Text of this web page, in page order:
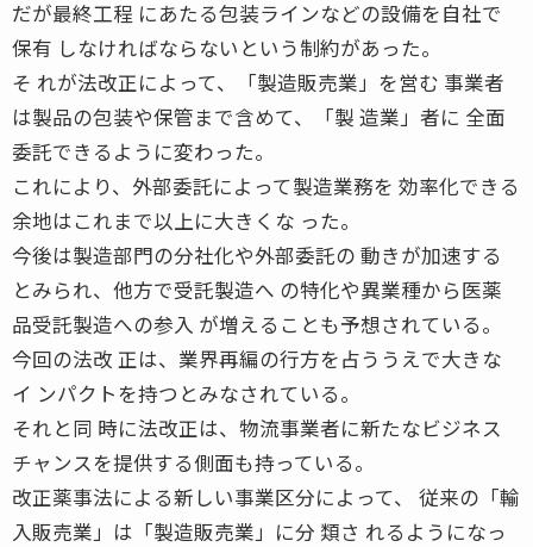
だが最終工程 にあたる包装ラインなどの設備を自社で
保有 しなければならないという制約があった。
そ れが法改正によって、「製造販売業」を営む 事業者
は製品の包装や保管まで含めて、「製 造業」者に 全面
委託できるように変わった。
これにより、外部委託によって製造業務を 効率化できる
余地はこれまで以上に大きくな った。
今後は製造部門の分社化や外部委託の 動きが加速する
とみられ、他方で受託製造へ の特化や異業種から医薬
品受託製造への参入 が増えることも予想されている。
今回の法改 正は、業界再編の行方を占ううえで大きな
イ ンパクトを持つとみなされている。
それと同 時に法改正は、物流事業者に新たなビジネス
チャンスを提供する側面も持っている。
改正薬事法による新しい事業区分によって、 従来の「輸
入販売業」は「製造販売業」に分 類さ れるようになっ